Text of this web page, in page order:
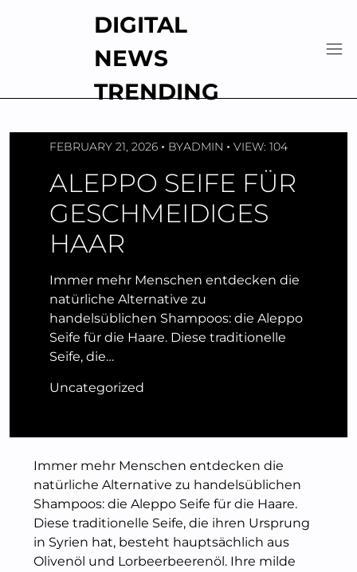
DIGITAL
NEWS
TRENDING
FEBRUARY 21, 2026 BYADMIN VIEW: 104
ALEPPO SEIFE FÜR
GESCHMEIDIGES
HAAR
Immer mehr Menschen entdecken die
natürliche Alternative zu
handelsüblichen Shampoos: die Aleppo
Seife für die Haare. Diese traditionelle
Seife, die…
Uncategorized
Immer mehr Menschen entdecken die
natürliche Alternative zu handelsüblichen
Shampoos: die Aleppo Seife für die Haare.
Diese traditionelle Seife, die ihren Ursprung
in Syrien hat, besteht hauptsächlich aus
Olivenöl und Lorbeerbeerenöl. Ihre milde